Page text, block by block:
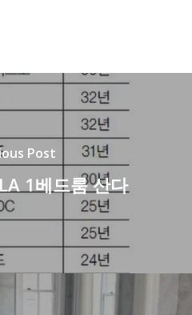
Post
1베드룸 산다